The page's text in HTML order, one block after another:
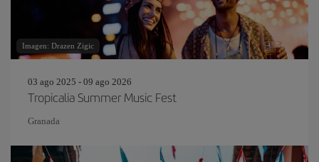
Imagen: Drazen Zigic
03 ago 2025 - 09 ago 2026
Tropicalia Summer Music Fest
Granada